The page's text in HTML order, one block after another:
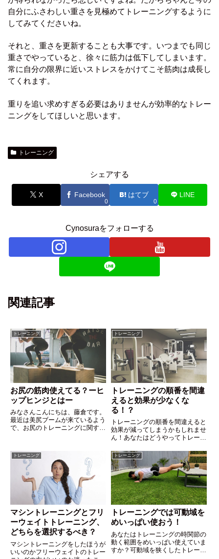
自分にふさわしい重さを見極めてトレーニングするように
してみてくださいね。
それと、重さを更新することも大事です。いつまでも同じ
重さでやっていると、徐々に筋力は低下してしまいます。
常に自分の限界に近いストレスをかけてこそ筋肉は成長し
てくれます。
重りを追い求めすぎる必要はありませんが効率的なトレー
ニングをしてほしいと思います。
トレーニング
シェアする
X Facebook
0
はてブ
0
LINE
Cynosuraをフォローする
関連記事
トレーニング
お尻の筋肉使えてる？ーヒ
ップヒンジとはー
みなさんこんにちは、藤倉です。
最近は美尻ブームが来ているよう
で、お尻のトレーニングに関する
すがスポーツの世界でもお尻の筋
肉を育てることはとても重要で
す。というわけで今回はお尻の筋
肉についてのお話です。
トレーニング
トレーニングの順番を間違
えると効果が少なくな
る！？
トレーニングの順番を間違えると
効果が減ってしまうかもしれませ
ん！あなたはどうやってトレーニ
れを読んでより効率的なトレーニ
ングの順番を決定しましょう！と
りあえず、腹筋は最後！
トレーニング
マシントレーニングとフリ
ーウェイトトレーニング、
どちらを選択するべき？
マシントレーニングをしたほうが
いいのかフリーウェイトのトレー
トレーニング
トレーニングでは可動域を
めいっぱい使おう！
あなたはトレーニングの時関節の
動く範囲をめいっぱい使えていま
すか？可動域を狭くしたトレーニ